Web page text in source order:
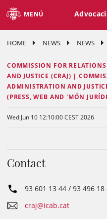
MENÚ
HOME NEWS NEWS
COMMISSION FOR
AND JUSTICE (CRAJ) |
ADMINISTRATION AND
(PRESS, WEB AND 'MÓN
Wed Jun 10 12:10:00 CEST 2026
Contact
93 601 13 44 / 93 496 18
craj@icab.cat